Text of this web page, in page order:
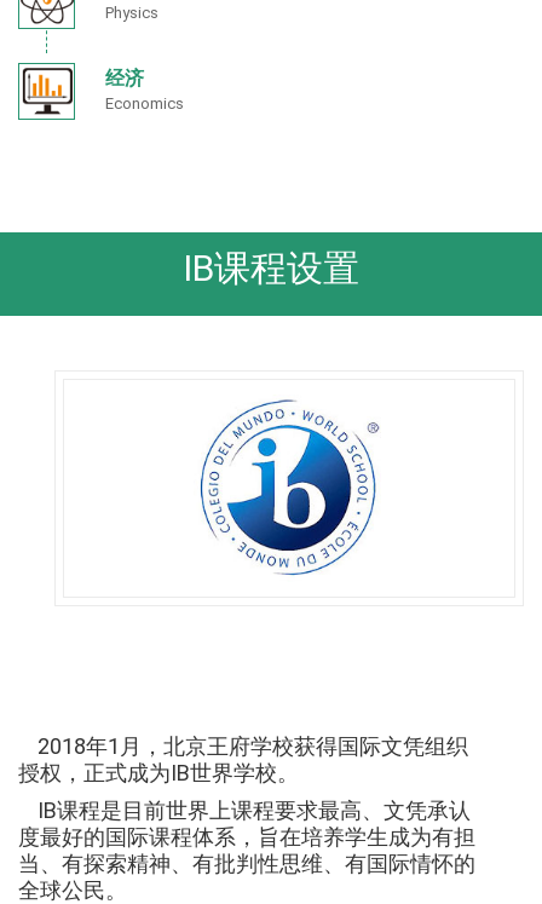
Physics
经济
Economics
IB课程设置
2018年1月，北京王府学校获得国际文凭组织
授权，正式成为IB世界学校。
IB课程是目前世界上课程要求最高、文凭承认
度最好的国际课程体系，旨在培养学生成为有担
当、有探索精神、有批判性思维、有国际情怀的
全球公民。